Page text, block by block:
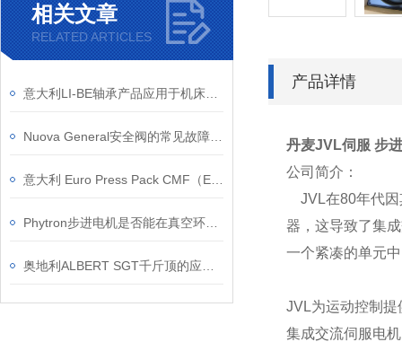
相关文章
RELATED ARTICLES
产品详情
丹麦JVL伺服 步
公司简介：
JVL在80年代因
器，这导致了集
一个紧凑的单元
JVL为运动控制
集成交流伺服电机